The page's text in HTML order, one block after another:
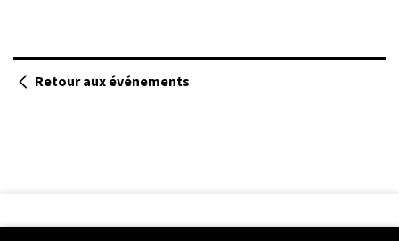
Retour aux événements